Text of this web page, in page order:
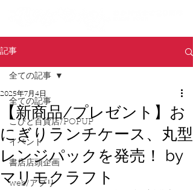
記事
全ての記事
こびと百貨店/POPUP
イベント
書店店頭企画
web/アプリ
全ての記事
【新商品/プレゼント】お
にぎりランチケース、丸型
レンジパックを発売！ by
マリモクラフト
2025年7月4日